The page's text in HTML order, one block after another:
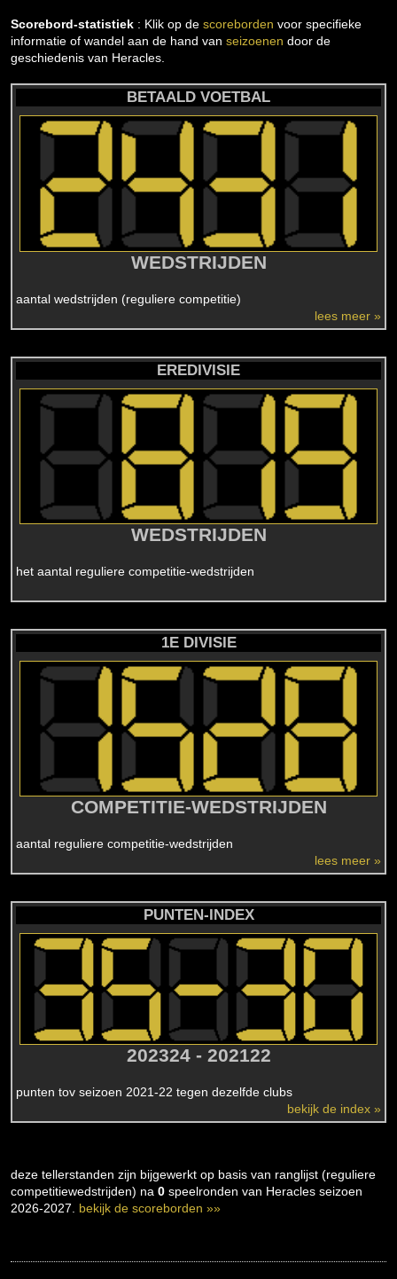
Scorebord-statistiek : Klik op de scoreborden voor specifieke
informatie of wandel aan de hand van seizoenen door de
geschiedenis van Heracles.
BETAALD VOETBAL
WEDSTRIJDEN
aantal wedstrijden (reguliere competitie)
lees meer »
EREDIVISIE
WEDSTRIJDEN
het aantal reguliere competitie-wedstrijden
1E DIVISIE
COMPETITIE-WEDSTRIJDEN
aantal reguliere competitie-wedstrijden
lees meer »
PUNTEN-INDEX
202324 - 202122
punten tov seizoen 2021-22 tegen dezelfde clubs
bekijk de index »
deze tellerstanden zijn bijgewerkt op basis van ranglijst (reguliere
competitiewedstrijden) na 0 speelronden van Heracles seizoen
2026-2027. bekijk de scoreborden »»